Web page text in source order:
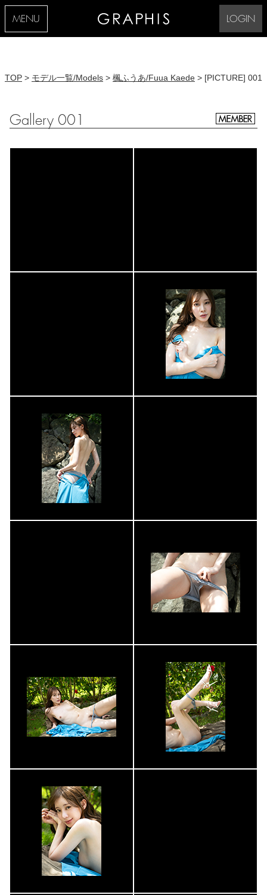
MENU LOGIN
TOP > モデル一覧/Models > 楓ふうあ/Fuua Kaede > [PICTURE] 001
Gallery 001